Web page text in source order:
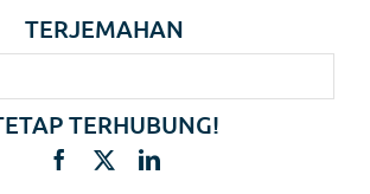
TERJEMAHAN
TERHUBUNG!